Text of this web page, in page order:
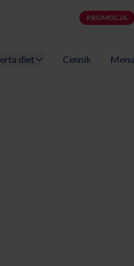
PROMOCJA
Afterfit
diet Cennik Menu